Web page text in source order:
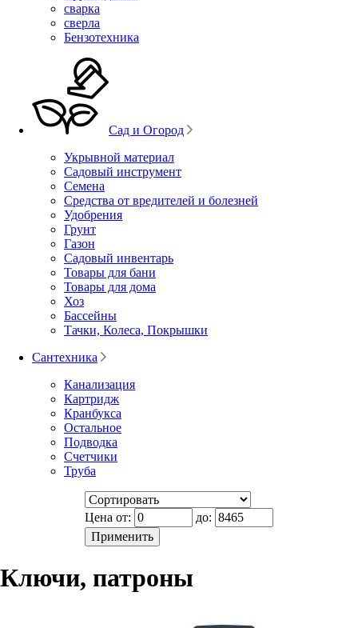
сварка
сверла
Бензотехника
Сад и Огород
Укрывной материал
Садовый инструмент
Семена
Средства от вредителей и болезней
Удобрения
Грунт
Газон
Садовый инвентарь
Товары для бани
Товары для дома
Хоз
Бассейны
Тачки, Колеса, Покрышки
Сантехника
Канализация
Картридж
Кранбукса
Остальное
Подводка
Счетчики
Труба
Цена от: до:
Ключи, патроны